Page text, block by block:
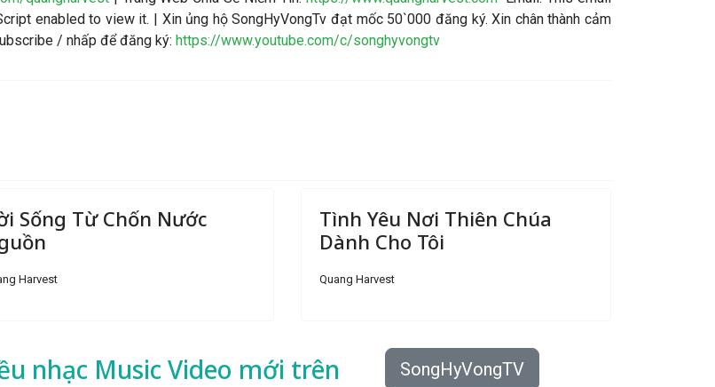
enabled to view it. | Xin ủng hộ SongHyVongTv đạt mốc 50`000 đăng ký. Xin chân thành cảm
/ nhấp để đăng ký: https://www.youtube.com/c/songhyvongtv
Sống Từ Chốn Nước
Harvest
Tình Yêu Nơi Thiên Chúa
Dành Cho Tôi
Quang Harvest
nhạc Music Video mới trên SongHyVongTV